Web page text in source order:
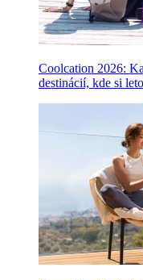
Coolcation 2026:
destinácií, kde si